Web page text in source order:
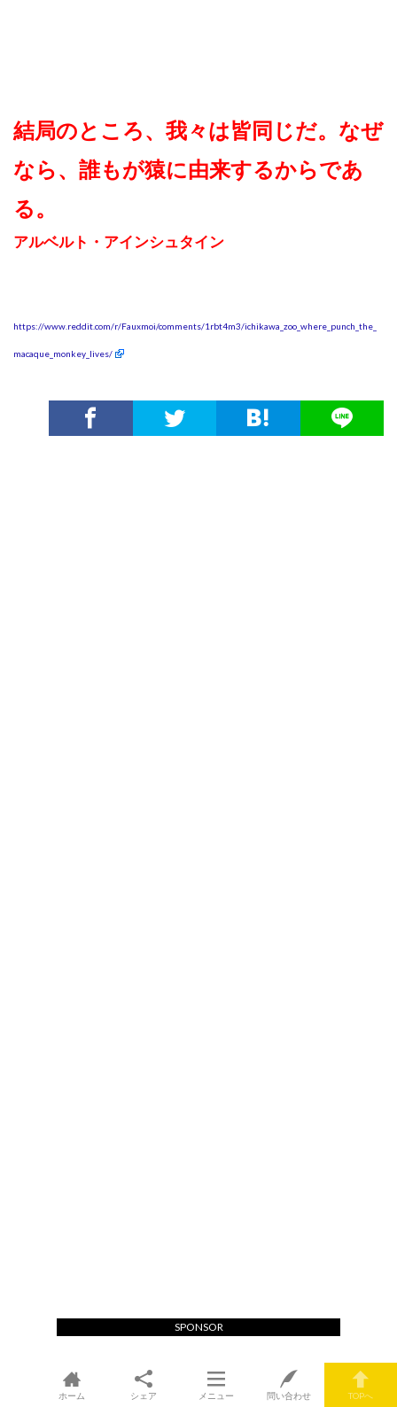
結局のところ、我々は皆同じだ。なぜ
なら、誰もが猿に由来するからであ
る。
アルベルト・アインシュタイン
https://www.reddit.com/r/Fauxmoi/comments/1rbt4m3/ichikawa_zoo_where_punch_the_
macaque_monkey_lives/
SPONSOR
ホーム シェア メニュー 問い合わせ TOPへ